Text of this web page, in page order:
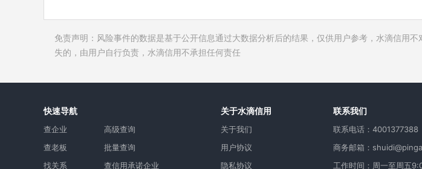
所属集团 5
失信被执行人
司法协助
免责声明：风险事件的数据是基于公开信息通过大数据分析后的结果，仅供用户参考，水滴信用
失的，由用户自行负责，水滴信用不承担任何责任
快速导航
查企业
查老板
找关系
高级查询
批量查询
查信用承诺企业
关于水滴信用
关于我们
用户协议
隐私协议
联系我们
联系电话：4001377388
商务邮箱：
工作时间：周一至周五